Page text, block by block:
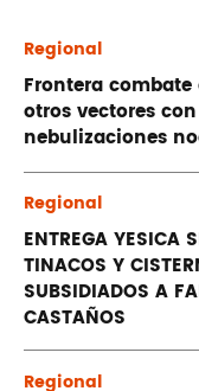
Regional
Frontera
otros vectores con
nebulizaciones
Regional
ENTREGA YESICA
TINACOS Y
SUBSIDIADOS A
CASTAÑOS
Regional